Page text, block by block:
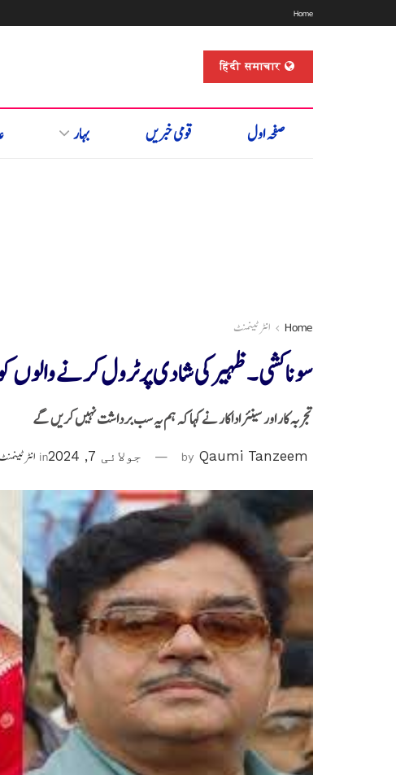
Home
हिंदी समाचार
صفحہ اول قومی خبریں بہار
Home انٹرٹینمنٹ
سوناکشی ۔ظہیر کی شادی پرٹرول کرنے والوں کو
تجربہ کار اور سینئر اداکار نے کہا کہ ہم یہ سب برداشت نہیں کریں گے
by Qaumi Tanzeem جولائی 7, 2024 in